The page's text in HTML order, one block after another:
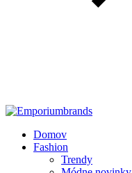
Domov
Fashion
Trendy